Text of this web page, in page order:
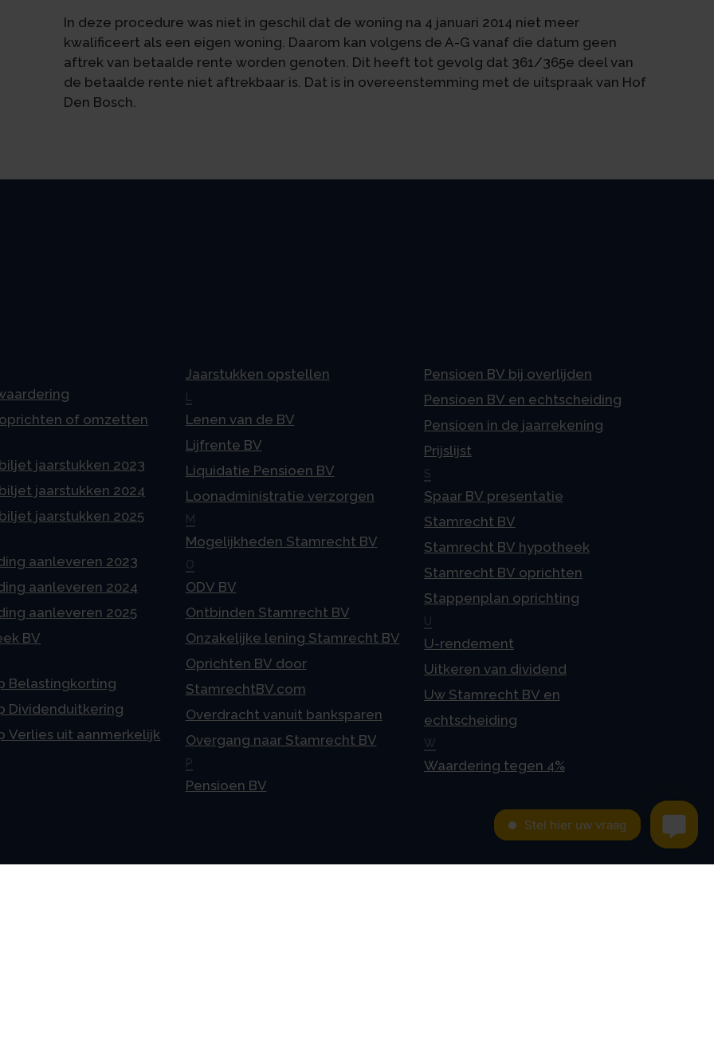
In deze procedure was niet in geschil dat de woning na 4 januari 2014 niet meer
kwalificeert als een eigen woning. Daarom kan volgens de A-G vanaf die datum geen
aftrek van betaalde rente worden genoten. Dit heeft tot gevolg dat 361/365e deel van
de betaalde rente niet aftrekbaar is. Dat is in overeenstemming met de uitspraak van Hof
Den Bosch.
oprichten of omzetten
jaarstukken 2023
jaarstukken 2024
jaarstukken 2025
aanleveren 2023
aanleveren 2024
aanleveren 2025
BV
Belastingkorting
Dividenduitkering
Verlies uit aanmerkelijk
Jaarstukken opstellen
L
Lenen van de BV
Lijfrente BV
Liquidatie Pensioen BV
Loonadministratie verzorgen
M
Mogelijkheden Stamrecht BV
O
ODV BV
Ontbinden Stamrecht BV
Onzakelijke lening Stamrecht BV
Oprichten BV door
StamrechtBV.com
Overdracht vanuit banksparen
Overgang naar Stamrecht BV
P
Pensioen BV
Pensioen BV bij overlijden
Pensioen BV en echtscheiding
Pensioen in de jaarrekening
Prijslijst
S
Spaar BV presentatie
Stamrecht BV
Stamrecht BV hypotheek
Stamrecht BV oprichten
Stappenplan oprichting
U
U-rendement
Uitkeren van dividend
Uw Stamrecht BV en
echtscheiding
W
Waardering tegen 4%